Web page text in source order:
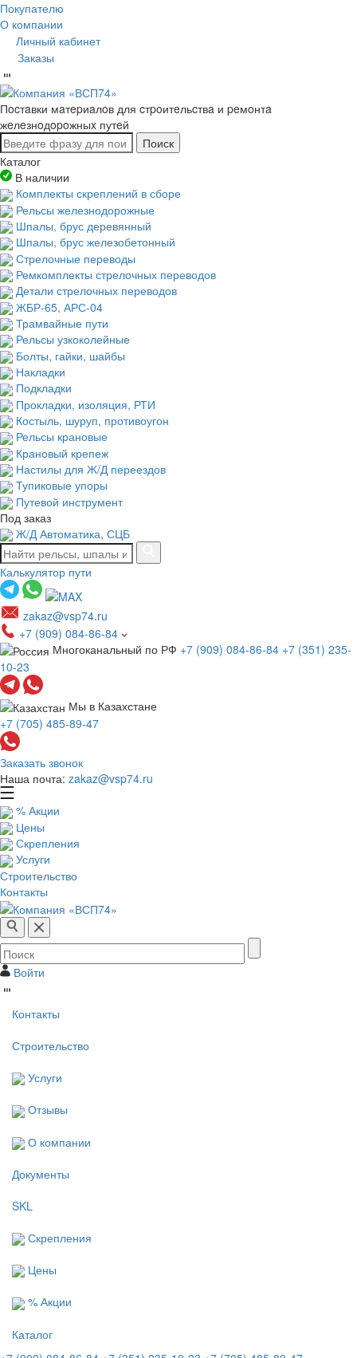
Покупателю
О компании
Личный кабинет
Заказы
Пocтaвки мaтepиaлoв для cтpoитeльcтвa и peмoнтa
жeлeзнoдopoжныx путeй
Поиск
Каталог
В наличии
Комплекты скреплений в сборе
Рельсы железнодорожные
Шпалы, брус деревянный
Шпалы, брус железобетонный
Стрелочные переводы
Ремкомплекты стрелочных переводов
Детали стрелочных переводов
ЖБР-65, АРС-04
Трамвайные пути
Рельсы узкоколейные
Болты, гайки, шайбы
Накладки
Подкладки
Прокладки, изоляция, РТИ
Костыль, шуруп, противоугон
Рельсы крановые
Крановый крепеж
Настилы для Ж/Д переездов
Тупиковые упоры
Путевой инструмент
Под заказ
Ж/Д Автоматика, СЦБ
Калькулятор пути
zakaz@vsp74.ru
+7 (909) 084-86-84
Многоканальный по РФ +7 (909) 084-86-84 +7 (351) 235-
10-23
Мы в Казахстане
+7 (705) 485-89-47
Заказать звонок
Наша почта: zakaz@vsp74.ru
% Акции
Цены
Скрепления
Услуги
Строительство
Контакты
Войти
Контакты
Строительство
Услуги
Отзывы
О компании
Документы
SKL
Скрепления
Цены
% Акции
Каталог